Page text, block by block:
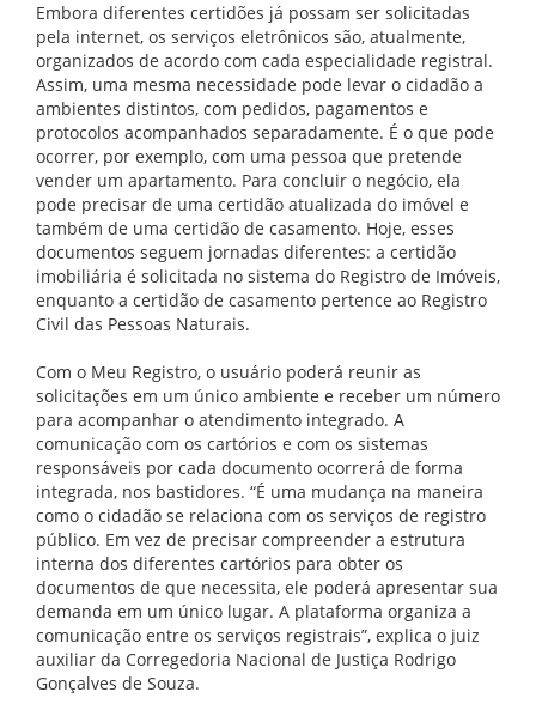
Embora diferentes certidões já possam ser solicitadas
pela internet, os serviços eletrônicos são, atualmente,
organizados de acordo com cada especialidade registral.
Assim, uma mesma necessidade pode levar o cidadão a
ambientes distintos, com pedidos, pagamentos e
protocolos acompanhados separadamente. É o que pode
ocorrer, por exemplo, com uma pessoa que pretende
vender um apartamento. Para concluir o negócio, ela
pode precisar de uma certidão atualizada do imóvel e
também de uma certidão de casamento. Hoje, esses
documentos seguem jornadas diferentes: a certidão
imobiliária é solicitada no sistema do Registro de Imóveis,
enquanto a certidão de casamento pertence ao Registro
Civil das Pessoas Naturais.
Com o Meu Registro, o usuário poderá reunir as
solicitações em um único ambiente e receber um número
para acompanhar o atendimento integrado. A
comunicação com os cartórios e com os sistemas
responsáveis por cada documento ocorrerá de forma
integrada, nos bastidores. “É uma mudança na maneira
como o cidadão se relaciona com os serviços de registro
público. Em vez de precisar compreender a estrutura
interna dos diferentes cartórios para obter os
documentos de que necessita, ele poderá apresentar sua
demanda em um único lugar. A plataforma organiza a
comunicação entre os serviços registrais”, explica o juiz
auxiliar da Corregedoria Nacional de Justiça Rodrigo
Gonçalves de Souza.